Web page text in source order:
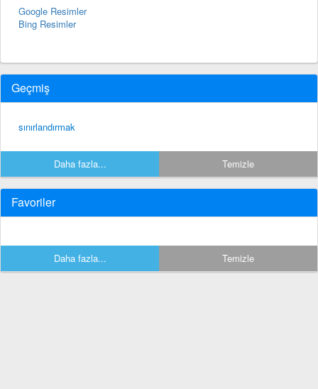
Google Resimler
Bing Resimler
Geçmiş
sınırlandırmak
Daha fazla... Temizle
Favoriler
Daha fazla... Temizle